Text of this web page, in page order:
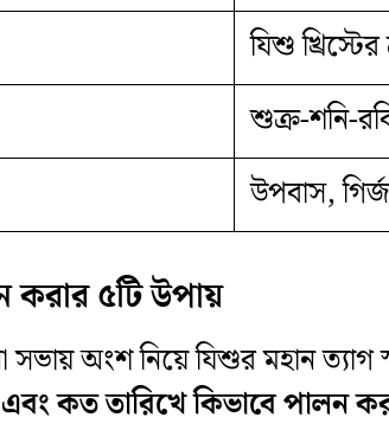
যিশু
শুক্র-শনি-
উপবাস,
করার ৫টি উপায়
সভায় অংশ নিয়ে যিশুর মহান
কত তারিখে কিভাবে পালন